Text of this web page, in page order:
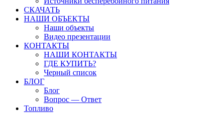
СКАЧАТЬ
НАШИ ОБЪЕКТЫ
Наши объекты
Видео презентации
КОНТАКТЫ
НАШИ КОНТАКТЫ
ГДЕ КУПИТЬ?
Черный список
БЛОГ
Блог
Вопрос — Ответ
Топливо